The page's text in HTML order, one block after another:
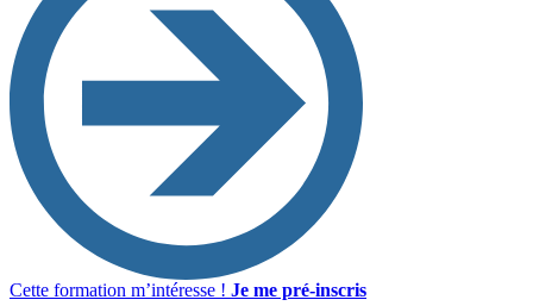
Cette formation m’intéresse ! Je me pré-inscris